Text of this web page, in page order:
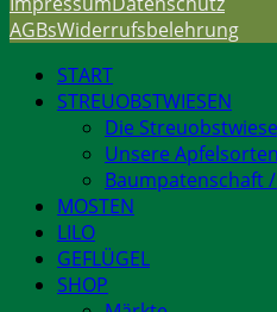
AGBsWiderrufsbelehrung
START
STREUOBSTWIESEN
Die
Unsere Apfelsorten
Baumpatenschaft
MOSTEN
LILO
GEFLÜGEL
SHOP